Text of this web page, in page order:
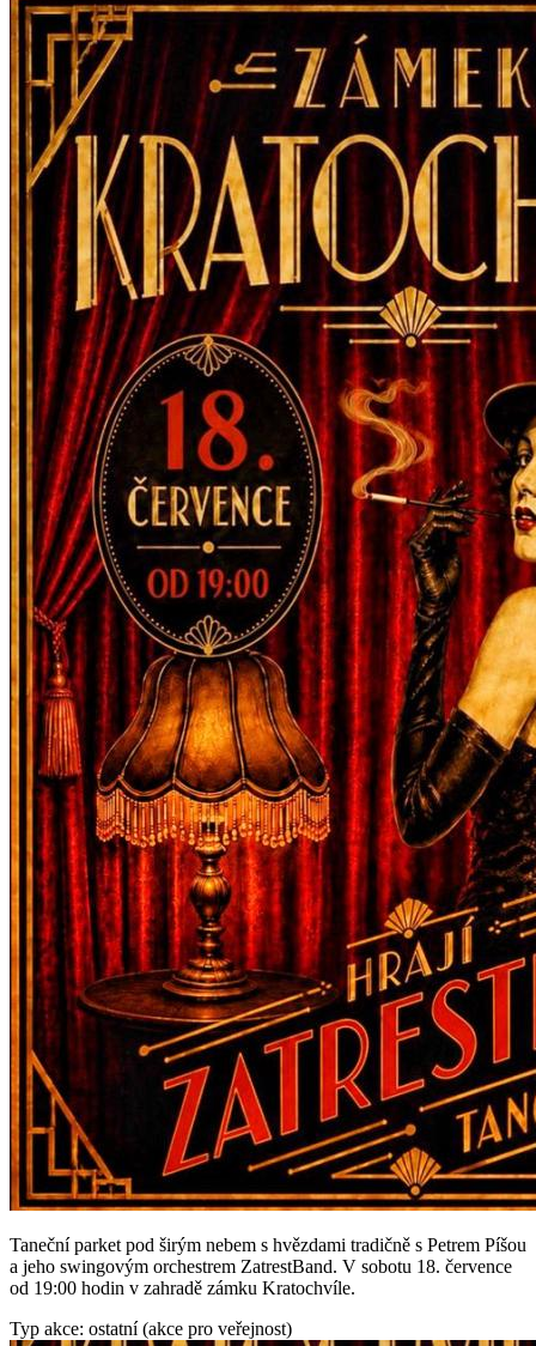
Taneční parket pod širým nebem s hvězdami tradičně s Petrem Píšou
a jeho swingovým orchestrem ZatrestBand. V sobotu 18. července
od 19:00 hodin v zahradě zámku Kratochvíle.
Typ akce: ostatní (akce pro veřejnost)